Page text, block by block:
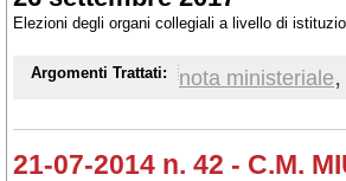
Elezioni degli organi collegiali a livello di
Argomenti Trattati: nota ministeriale,
21-07-2014 n. 42 - C.M.